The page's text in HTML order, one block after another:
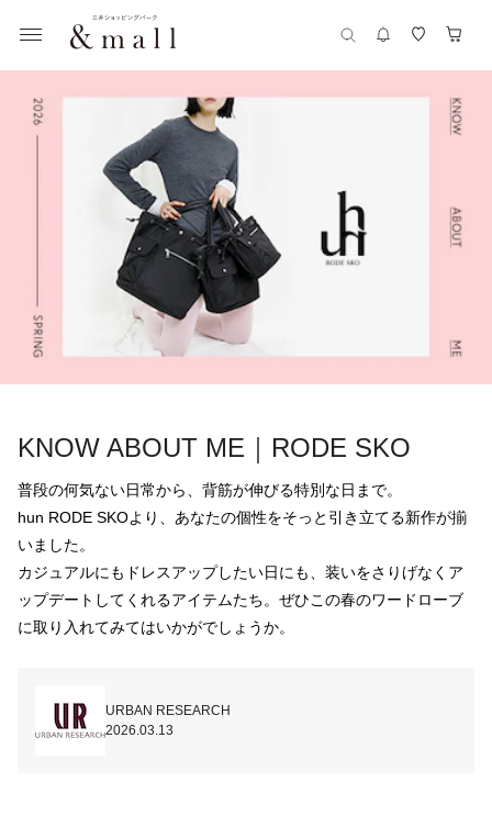
KNOW ABOUT ME｜RODE SKO
普段の何気ない日常から、背筋が伸びる特別な日まで。
hun RODE SKOより、あなたの個性をそっと引き立てる新作が揃
いました。
カジュアルにもドレスアップしたい日にも、装いをさりげなくア
ップデートしてくれるアイテムたち。ぜひこの春のワードローブ
に取り入れてみてはいかがでしょうか。
URBAN RESEARCH
2026.03.13